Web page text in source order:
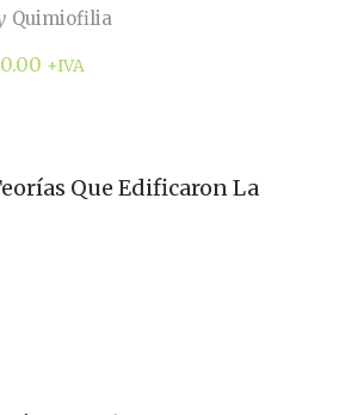
Quimiofilia
0.00 +IVA
Que Edificaron La